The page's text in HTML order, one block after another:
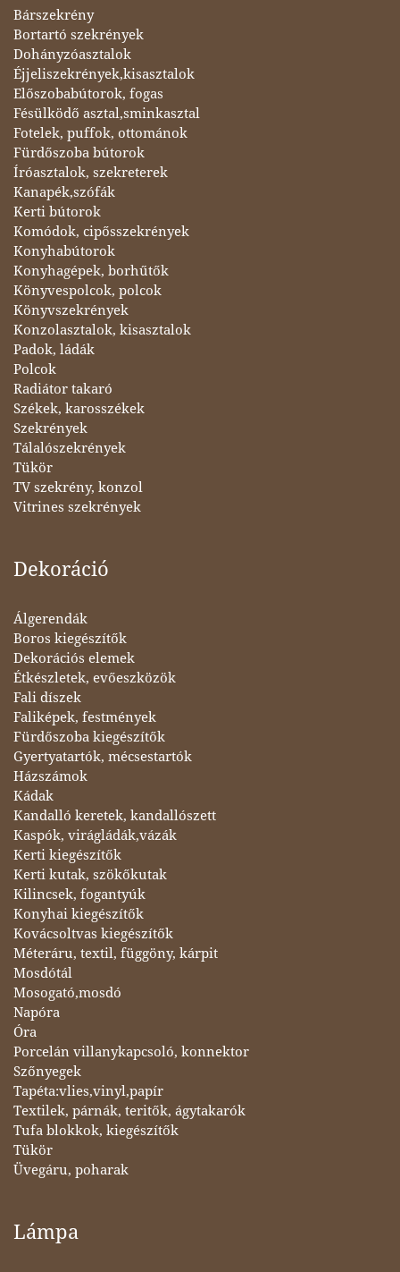
Bárszekrény
Bortartó szekrények
Dohányzóasztalok
Éjjeliszekrények,kisasztalok
Előszobabútorok, fogas
Fésülködő asztal,sminkasztal
Fotelek, puffok, ottománok
Fürdőszoba bútorok
Íróasztalok, szekreterek
Kanapék,szófák
Kerti bútorok
Komódok, cipősszekrények
Konyhabútorok
Konyhagépek, borhűtők
Könyvespolcok, polcok
Könyvszekrények
Konzolasztalok, kisasztalok
Padok, ládák
Polcok
Radiátor takaró
Székek, karosszékek
Szekrények
Tálalószekrények
Tükör
TV szekrény, konzol
Vitrines szekrények
Dekoráció
Álgerendák
Boros kiegészítők
Dekorációs elemek
Étkészletek, evőeszközök
Fali díszek
Faliképek, festmények
Fürdőszoba kiegészítők
Gyertyatartók, mécsestartók
Házszámok
Kádak
Kandalló keretek, kandallószett
Kaspók, virágládák,vázák
Kerti kiegészítők
Kerti kutak, szökőkutak
Kilincsek, fogantyúk
Konyhai kiegészítők
Kovácsoltvas kiegészítők
Méteráru, textil, függöny, kárpit
Mosdótál
Mosogató,mosdó
Napóra
Óra
Porcelán villanykapcsoló, konnektor
Szőnyegek
Tapéta:vlies,vinyl,papír
Textilek, párnák, teritők, ágytakarók
Tufa blokkok, kiegészítők
Tükör
Üvegáru, poharak
Lámpa